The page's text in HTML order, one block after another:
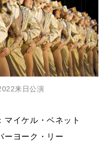
来⽇公演
マイケル・ベネット
ーヨーク・リー